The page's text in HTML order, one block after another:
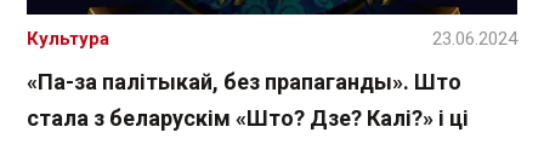
«Па-за палітыкай, без прапаганды». Што
стала з беларускім «Што? Дзе? Калі?» і ці
Культура 23.06.2024